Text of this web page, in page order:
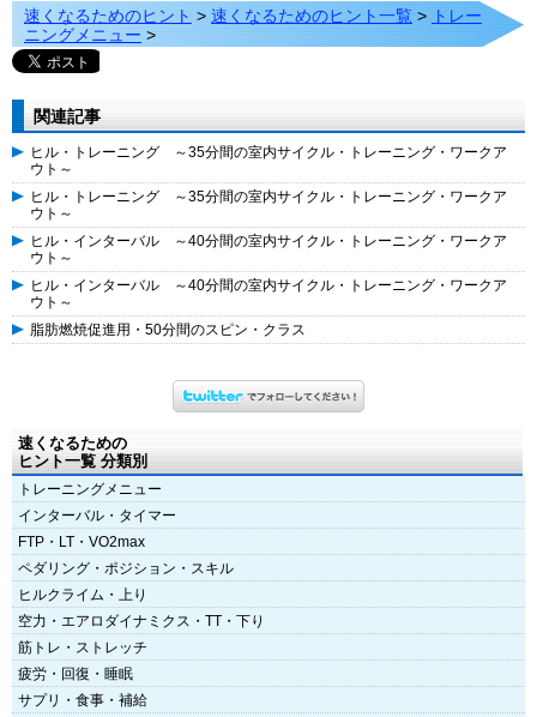
速くなるためのヒント > 速くなるためのヒント一覧 > トレー
ニングメニュー >
関連記事
ヒル・トレーニング ～35分間の室内サイクル・トレーニング・ワークア
ウト～
ヒル・トレーニング ～35分間の室内サイクル・トレーニング・ワークア
ウト～
ヒル・インターバル ～40分間の室内サイクル・トレーニング・ワークア
ウト～
ヒル・インターバル ～40分間の室内サイクル・トレーニング・ワークア
ウト～
脂肪燃焼促進用・50分間のスピン・クラス
速くなるための
ヒント一覧 分類別
トレーニングメニュー
インターバル・タイマー
FTP・LT・VO2max
ペダリング・ポジション・スキル
ヒルクライム・上り
空力・エアロダイナミクス・TT・下り
筋トレ・ストレッチ
疲労・回復・睡眠
サプリ・食事・補給